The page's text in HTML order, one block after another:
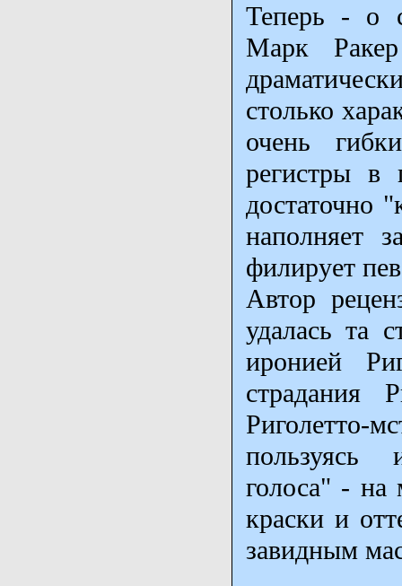
Теперь - о
Марк
столько
очень
регистры в
достаточно
наполняет
филирует
Автор
удалась та
иронией
страдания
пользуясь
голоса" - на
краски и
завидным